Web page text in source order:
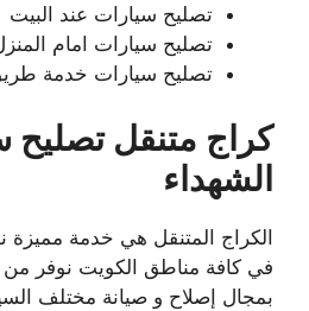
تصليح سيارات عند البيت
تصليح سيارات امام
تصليح سيارات خدمة
كراج متنقل تصليح
الشهداء
الكراج المتنقل هي خدمة مميزة
في كافة مناطق الكويت نوفر من
بمجال إصلاح و صيانة مختلف